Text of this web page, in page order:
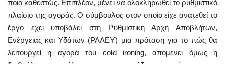
ποιο καθεστώς. Επιπλέον, μένει να ολοκληρωθεί το ρυθμιστικό
πλαίσιο της αγοράς. Ο σύμβουλος στον οποίο είχε ανατεθεί το
έργο έχει υποβάλει στη Ρυθμιστική Αρχή Αποβλήτων,
Ενέργειας και Υδάτων (ΡΑΑΕΥ) μια πρόταση για το πώς θα
λειτουργεί η αγορά του cold ironing, απομένει όμως η